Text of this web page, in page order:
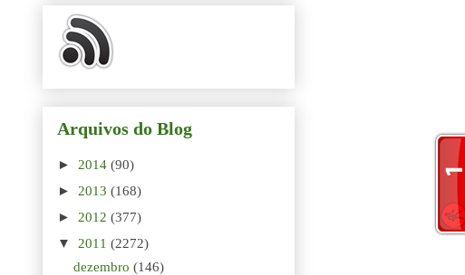
Arquivos do Blog
► 2014 (90)
► 2013 (168)
► 2012 (377)
▼ 2011 (2272)
dezembro (146)